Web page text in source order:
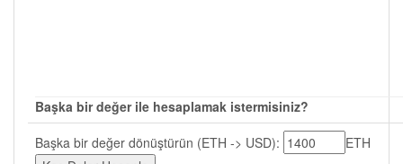
Başka bir değer ile hesaplamak istermisiniz?
Başka bir değer dönüştürün (ETH -> USD):
ETH